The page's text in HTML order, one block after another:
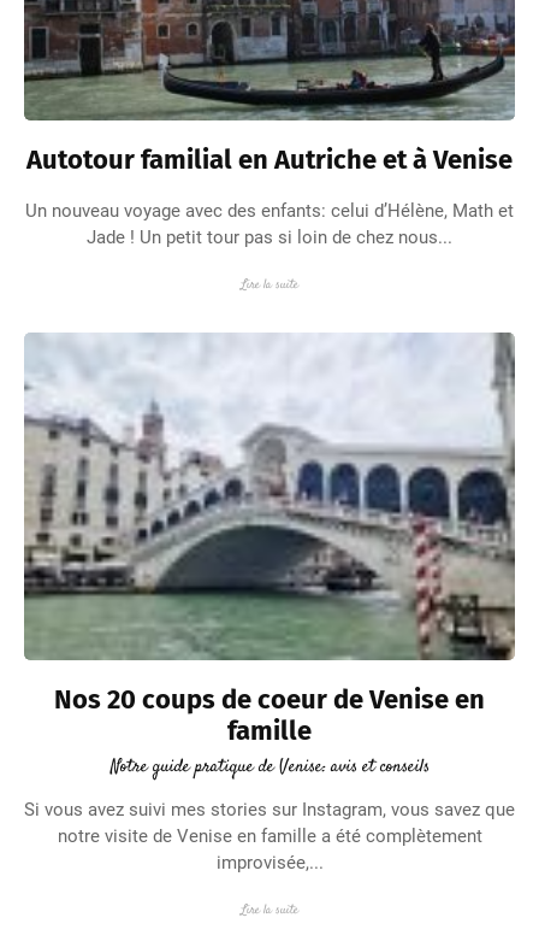
Autotour familial en Autriche et à Venise
Un nouveau voyage avec des enfants: celui d’Hélène, Math et
Jade ! Un petit tour pas si loin de chez nous...
Lire la suite
Nos 20 coups de coeur de Venise en
famille
Notre guide pratique de Venise: avis et conseils
Si vous avez suivi mes stories sur Instagram, vous savez que
notre visite de Venise en famille a été complètement
improvisée,...
Lire la suite